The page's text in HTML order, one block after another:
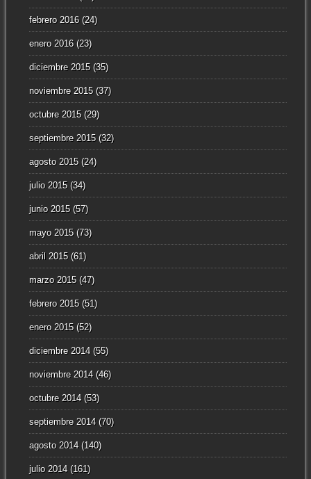
febrero 2016(24)
enero 2016(23)
diciembre 2015(35)
noviembre 2015(37)
octubre 2015(29)
septiembre 2015(32)
agosto 2015(24)
julio 2015(34)
junio 2015(57)
mayo 2015(73)
abril 2015(61)
marzo 2015(47)
febrero 2015(51)
enero 2015(52)
diciembre 2014(55)
noviembre 2014(46)
octubre 2014(53)
septiembre 2014(70)
agosto 2014(140)
julio 2014(161)